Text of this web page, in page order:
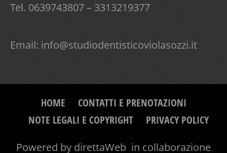
Tel. 0639743807 – 3313219377
Email: info@studiodentisticoviolasozzi.it
HOME
CONTATTI E PRENOTAZIONI
NOTE LEGALI E COPYRIGHT
PRIVACY POLICY
Powered by direttaWeb in collaborazione